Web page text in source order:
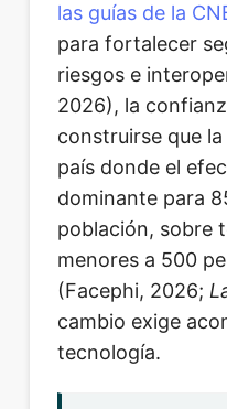
las guías de la
para fortalecer
riesgos e
2026), la
construirse que
país donde el
dominante para
población, sobre
menores a 500
(Facephi, 2026;
cambio exige
tecnología.